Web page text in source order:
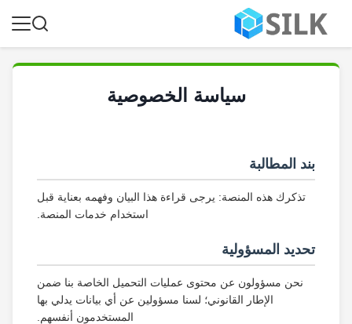
سياسة الخصوصية
بند المطالبة
تذكرك هذه المنصة: يرجى قراءة هذا البيان وفهمه بعناية قبل
استخدام خدمات المنصة.
تحديد المسؤولية
نحن مسؤولون عن محتوى عمليات التحميل الخاصة بنا ضمن
الإطار القانوني؛ لسنا مسؤولين عن أي بيانات يدلي بها
المستخدمون أنفسهم.